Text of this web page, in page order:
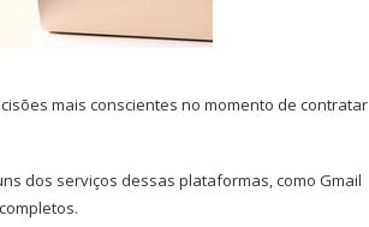
mais conscientes no momento de contratar
dos serviços dessas plataformas, como Gmail